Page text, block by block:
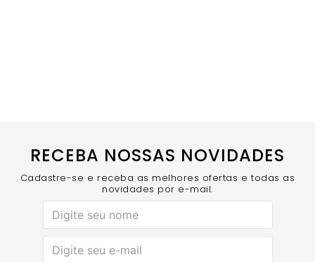
RECEBA NOSSAS NOVIDADES
Cadastre-se e receba as melhores ofertas e todas as
novidades por e-mail.